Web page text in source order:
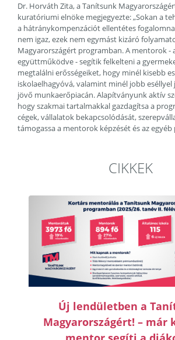
Dr. Horváth Zita, a Tanítsunk
kuratóriumi elnöke megjegyezte: „Sokan a
a hátránykompenzációt ellentétes
nem igaz, ezek nem egymást kizáró
Magyarországért programban. A mentorok -
együttműködve - segítik felkelteni a
megtalálni erősségeiket, hogy minél kisebb
iskolaelhagyóvá, valamint minél jobb eséllyel
jövő munkaerőpiacán. Alapítványunk aktív
hogy szakmai tartalmakkal gazdagítsa a
cégek, vállalatok bekapcsolódását,
támogassa a mentorok képzését és az
CIKKEK
Új lendületben a
Magyarországért! – már